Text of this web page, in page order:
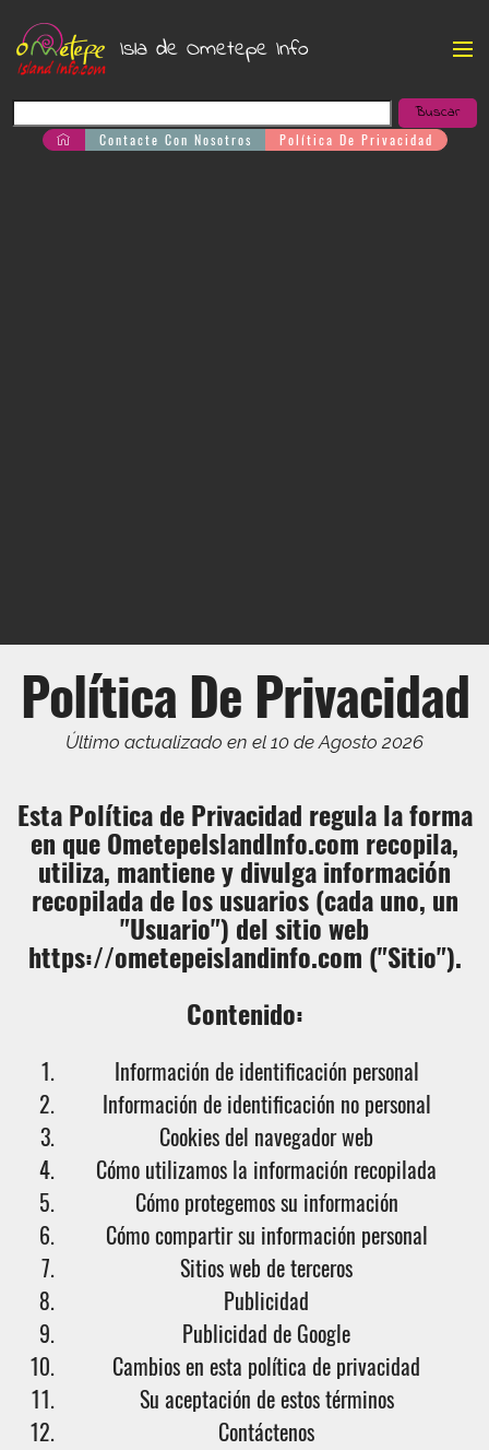
Isla de Ometepe Info
Contacte Con Nosotros Política De Privacidad
Política De Privacidad
Último actualizado en el 10 de Agosto 2026
Esta Política de Privacidad regula la forma
en que OmetepeIslandInfo.com recopila,
utiliza, mantiene y divulga información
recopilada de los usuarios (cada uno, un
"Usuario") del sitio web
https://ometepeislandinfo.com ("Sitio").
Contenido:
Información de identificación personal
Información de identificación no personal
Cookies del navegador web
Cómo utilizamos la información recopilada
Cómo protegemos su información
Cómo compartir su información personal
Sitios web de terceros
Publicidad
Publicidad de Google
Cambios en esta política de privacidad
Su aceptación de estos términos
Contáctenos